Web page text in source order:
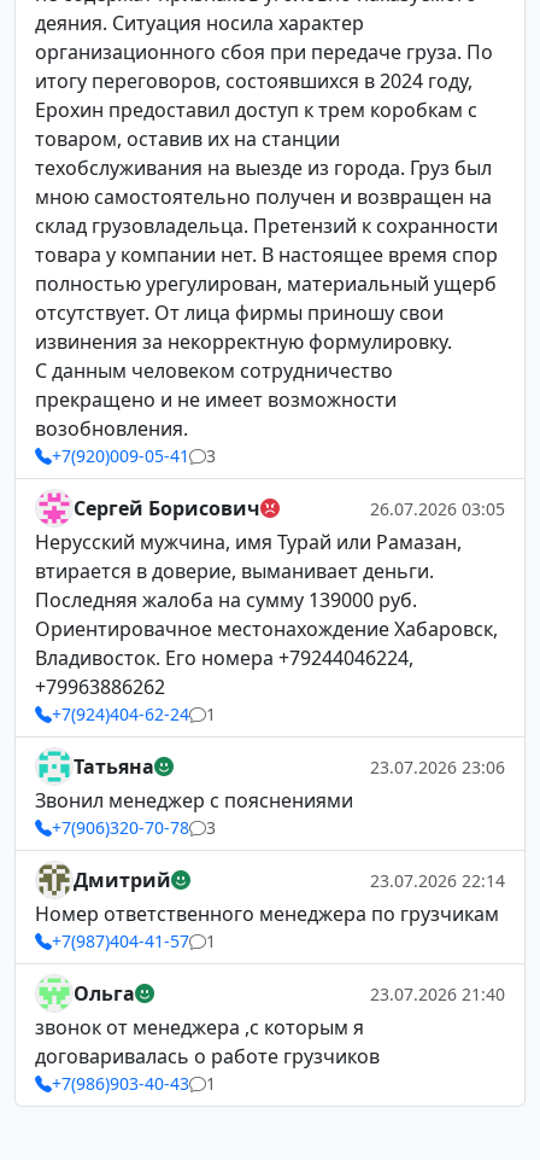
деяния. Ситуация носила характер
организационного сбоя при передаче груза. По
итогу переговоров, состоявшихся в 2024 году,
Ерохин предоставил доступ к трем коробкам с
товаром, оставив их на станции
техобслуживания на выезде из города. Груз был
мною самостоятельно получен и возвращен на
склад грузовладельца. Претензий к сохранности
товара у компании нет. В настоящее время спор
полностью урегулирован, материальный ущерб
отсутствует. От лица фирмы приношу свои
извинения за некорректную формулировку.
С данным человеком сотрудничество
прекращено и не имеет возможности
возобновления.
+7(920)009-05-41 3
Сергей Борисович 26.07.2026 03:05
Нерусский мужчина, имя Турай или Рамазан,
втирается в доверие, выманивает деньги.
Последняя жалоба на сумму 139000 руб.
Ориентировачное местонахождение Хабаровск,
Владивосток. Его номера +79244046224,
+79963886262
+7(924)404-62-24 1
Татьяна 23.07.2026 23:06
Звонил менеджер с пояснениями
+7(906)320-70-78 3
Дмитрий 23.07.2026 22:14
Номер ответственного менеджера по грузчикам
+7(987)404-41-57 1
Ольга 23.07.2026 21:40
звонок от менеджера ,с которым я
договаривалась о работе грузчиков
+7(986)903-40-43 1